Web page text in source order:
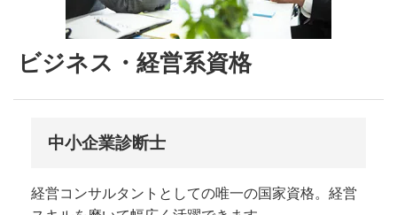
ビジネス・経営系資格
中小企業診断士
経営コンサルタントとしての唯一の国家資格。経営